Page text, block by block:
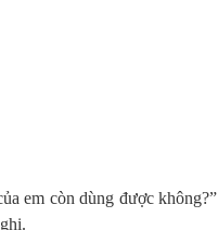
em còn dùng được không?”